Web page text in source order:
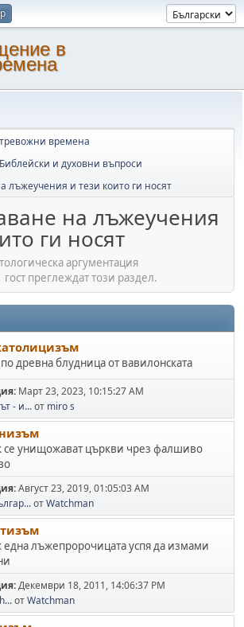
в
времена
и духовни въпроси
лъжеучения и тези които ги носят
на лъжеучения
ги носят
аргументация
преглеждат този раздел.
древна блудница от вавилонската
Март 23, 2023, 10:15:27 AM
- и...от miro s
се унищожават църкви чрез фалшиво
Август 23, 2019, 01:05:03 AM
отWatchman
една лъжепророчицата успя да измами
Декември 18, 2011, 14:06:37 PM
отWatchman